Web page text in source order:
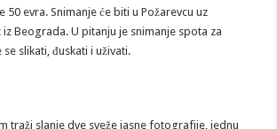
50 evra. Snimanje će biti u Požarevcu uz
Beograda. U pitanju je snimanje spota za
slikati, đuskati i uživati.
traži slanje dve sveže jasne fotografije, jednu